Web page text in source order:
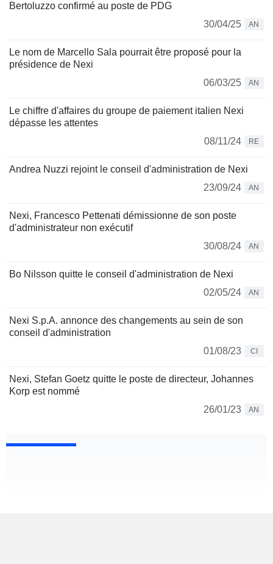
Bertoluzzo confirmé au poste de PDG
30/04/25
AN
Le nom de Marcello Sala pourrait être proposé pour la
présidence de Nexi
06/03/25
AN
Le chiffre d'affaires du groupe de paiement italien Nexi
dépasse les attentes
08/11/24
RE
Andrea Nuzzi rejoint le conseil d'administration de Nexi
23/09/24
AN
Nexi, Francesco Pettenati démissionne de son poste
d'administrateur non exécutif
30/08/24
AN
Bo Nilsson quitte le conseil d'administration de Nexi
02/05/24
AN
Nexi S.p.A. annonce des changements au sein de son
conseil d'administration
01/08/23
CI
Nexi, Stefan Goetz quitte le poste de directeur, Johannes
Korp est nommé
26/01/23
AN